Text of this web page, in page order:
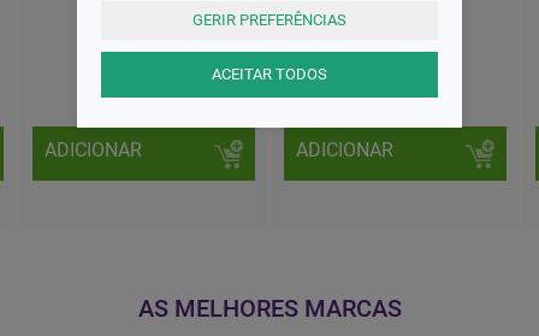
ADICIONAR ADICIONAR
AS MELHORES MARCAS
GERIR PREFERÊNCIAS
ACEITAR TODOS